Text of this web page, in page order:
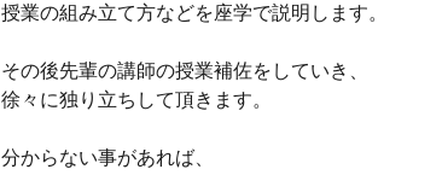
授業の組み立て方などを座学で説明します。
その後先輩の講師の授業補佐をしていき、
徐々に独り立ちして頂きます。
分からない事があれば、